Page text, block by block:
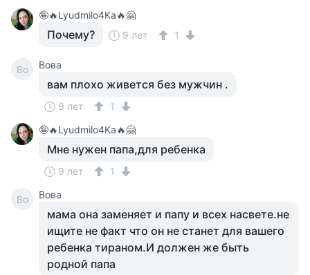
🤪🔥Lyudmilo4Ka🔥🤗
Почему? 9 лет 1
Во Вова
вам плохо живется без мужчин .
9 лет
1
🤪🔥Lyudmilo4Ka🔥🤗
Мне нужен папа,для ребенка
9 лет 1
Во Вова
мама она заменяет и папу и всех насвете.не
ищите не факт что он не станет для вашего
ребенка тираном.И должен же быть
родной папа